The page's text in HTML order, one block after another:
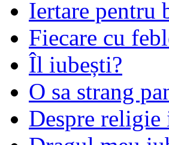
Iertare pentru
Fiecare cu
Îl iubești?
O sa strang
Despre